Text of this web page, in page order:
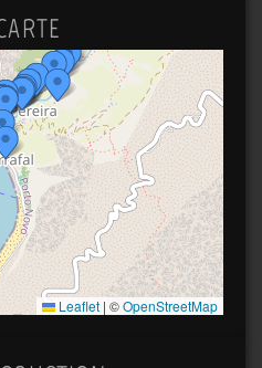
Leaflet | ©OpenStreetMap